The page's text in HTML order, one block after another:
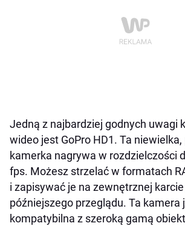
Jedną z najbardziej godnych uwagi
wideo jest GoPro HD1. Ta
kamerka nagrywa w rozdzielczości
fps. Możesz strzelać w formatach
i zapisywać je na zewnętrznej
późniejszego przeglądu. Ta kamera
kompatybilna z szeroką gamą